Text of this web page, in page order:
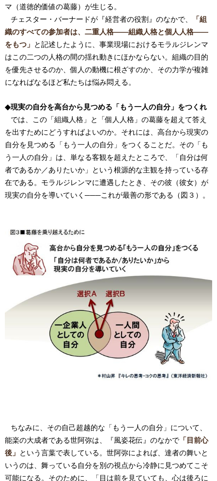
マ（道徳的価値の葛藤）が生じる。
チェスター・バーナードが『経営者の役割』のなかで、
「組
織のすべての参加者は、二重人格――組織人格と個人人格――
をもつ」
と記述したように、事業現場におけるモラルジレンマ
はこの二つの人格の間の揺れ動きにほかならない。組織の目的
を優先させるのか、個人の動機に根ざすのか、その力学が複雑
になればなるほど私たちは悩み悶える。
◆現実の自分を高台から見つめる「もう一人の自分」をつくれ
では、この「組織人格」と「個人人格」の葛藤を超えて答え
を出すためにどうすればよいのか。それには、高台から現実の
自分を見つめる「もう一人の自分」をつくることだ。その「も
う一人の自分」は、単なる客観を超えたところで、「自分は何
者であるか／ありたいか」という根源的な主観を持っている存
在である。モラルジレンマに遭遇したとき、その彼（彼女）が
現実の自分を導いていく───これが最善の形である（図３）。
ちなみに、その自己超越的な「もう一人の自分」について、
能楽の大成者である世阿弥は、『風姿花伝』のなかで 「目前心
後」
という言葉で表している。世阿弥によれば、達者の舞いと
いうのは、舞っている自分を別の視点から冷静に見つめてこそ
可能になる。そのために、「目は前を見ていても、心は後ろに